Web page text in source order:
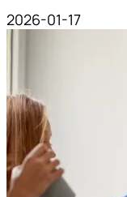
2026-01-17